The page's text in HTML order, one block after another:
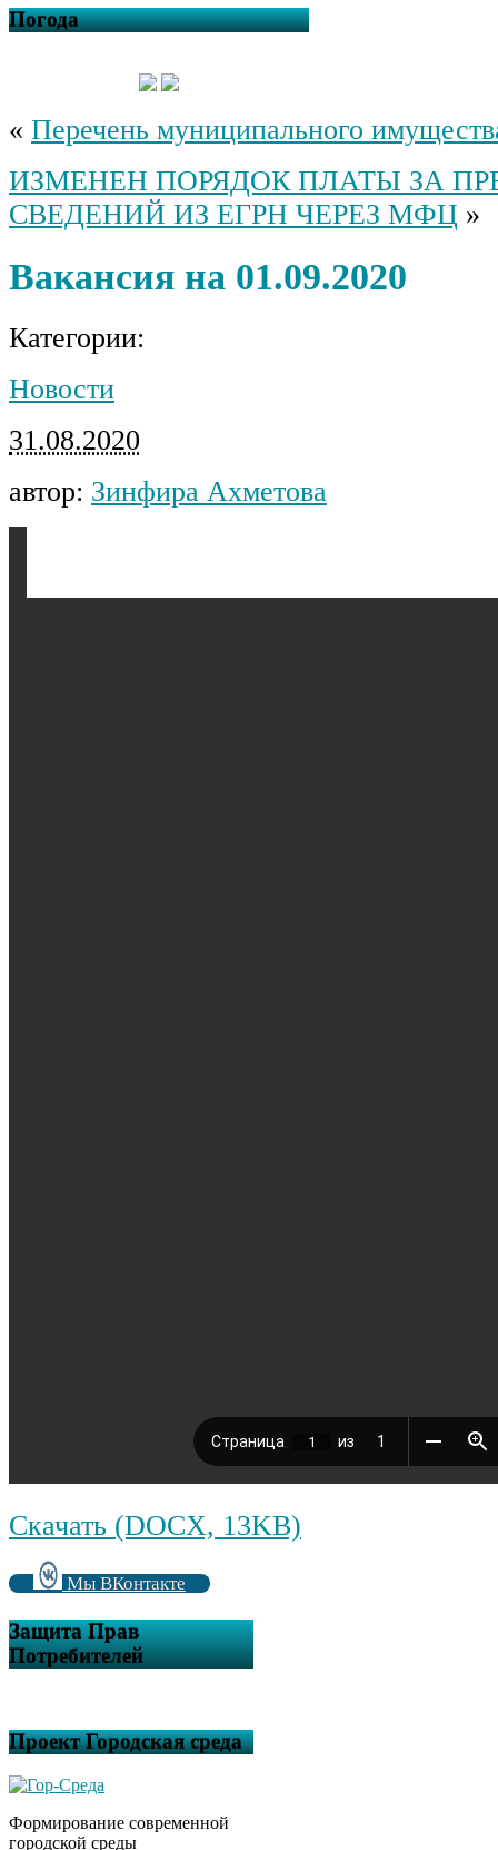
Погода
« Перечень муниципального
ИЗМЕНЕН ПОРЯДОК ПЛАТЫ ЗА
СВЕДЕНИЙ ИЗ ЕГРН ЧЕРЕЗ МФЦ »
Вакансия на 01.09.2020
Категории:
Новости
31.08.2020
автор: Зинфира Ахметова
Скачать (DOCX, 13KB)
Мы ВКонтакте
Защита Прав
Потребителей
Проект Городская среда
Формирование современной
городской среды